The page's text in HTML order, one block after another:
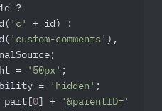
'c'
'custom-comments' ),
=
'50px' ;
=
'hidden' ;
part[
0 ] +
'&parentID='